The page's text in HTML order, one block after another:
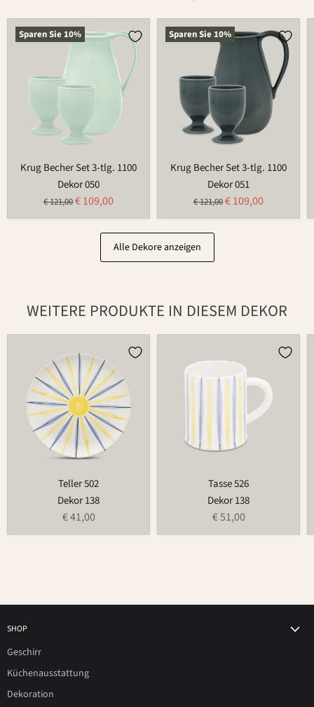
Sparen Sie 10%
Krug
Becher
Krug Becher Set 3-tlg. 1100
Dekor 050
Ursprünglicher
€ 121,00Aktueller
Preis
€ 109,00
Sparen Sie 10%
Krug
Becher
Krug Becher Set 3-tlg. 1100
Dekor 051
Ursprünglicher
€ 121,00Aktueller
Preis
€ 109,00
Alle Dekore anzeigen
WEITERE PRODUKTE IN DIESEM DEKOR
Teller 502
Dekor 138
€ 41,00
Tasse 526
Dekor 138
€ 51,00
SHOP
Geschirr
Küchenausstattung
Dekoration